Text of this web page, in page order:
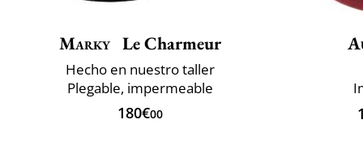
Marky Le Charmeur
Hecho en nuestro taller
Plegable, impermeable
180€00